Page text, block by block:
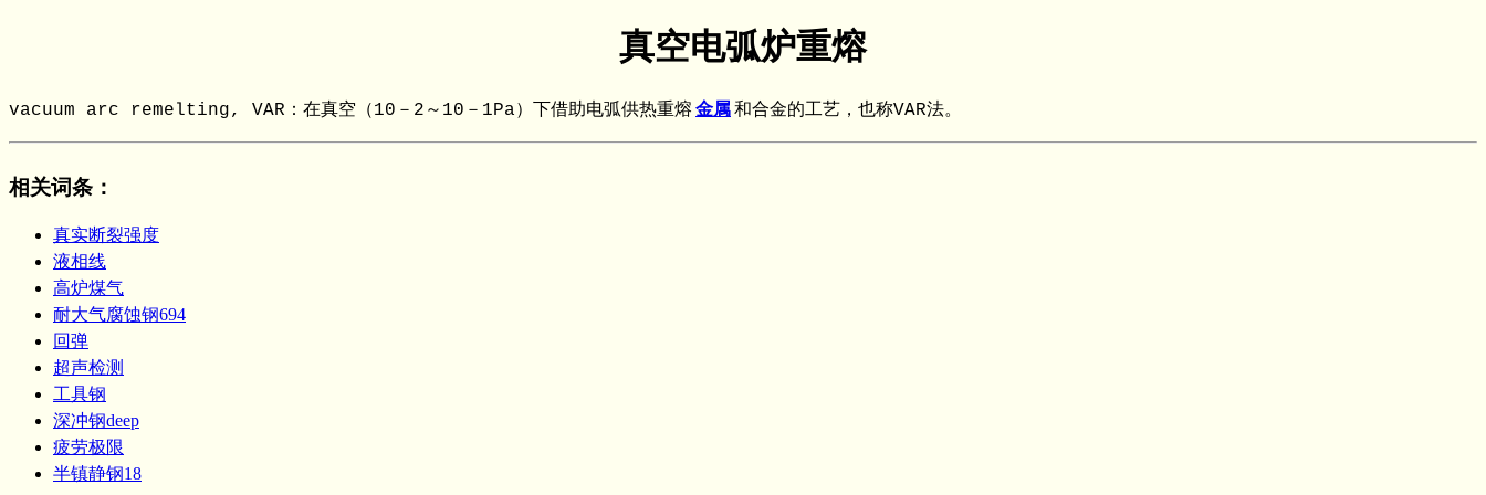
真空电弧炉重熔
vacuum arc remelting, VAR：在真空（10－2～10－1Pa）下借助电弧供热重熔 金属和合金的工艺，也称VAR法。
相关词条 ：
真实断裂强度
液相线
高炉煤气
耐大气腐蚀钢694
回弹
超声检测
工具钢
深冲钢deep
疲劳极限
半镇静钢18